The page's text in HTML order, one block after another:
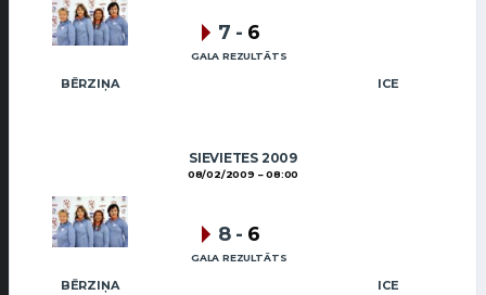
BĒRZIŅA ICE
7 - 6
GALA REZULTĀTS
SIEVIETES 2009
08/02/2009 08:00
BĒRZIŅA ICE
8 - 6
GALA REZULTĀTS